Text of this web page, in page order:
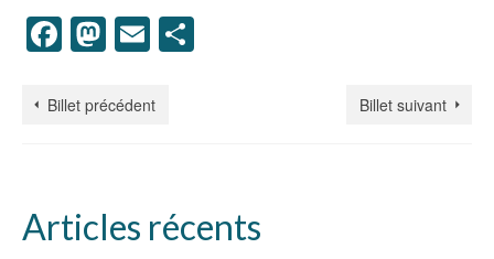
Facebook
Mastodon
Email
Billet précédent Billet suivant
Articles récents